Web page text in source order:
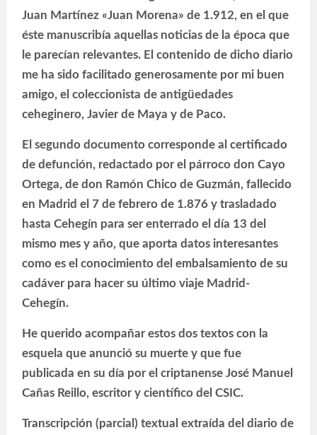
Juan Martínez «Juan Morena» de 1.912, en el que
éste manuscribía aquellas noticias de la época que
le parecían relevantes. El contenido de dicho diario
me ha sido facilitado generosamente por mi buen
amigo, el coleccionista de antigüedades
ceheginero, Javier de Maya y de Paco.
El segundo documento corresponde al certificado
de defunción, redactado por el párroco don Cayo
Ortega, de don Ramón Chico de Guzmán, fallecido
en Madrid el 7 de febrero de 1.876 y trasladado
hasta Cehegín para ser enterrado el día 13 del
mismo mes y año, que aporta datos interesantes
como es el conocimiento del embalsamiento de su
cadáver para hacer su último viaje Madrid-
Cehegín.
He querido acompañar estos dos textos con la
esquela que anunció su muerte y que fue
publicada en su día por el criptanense José Manuel
Cañas Reillo, escritor y científico del CSIC.
Transcripción (parcial) textual extraída del diario de